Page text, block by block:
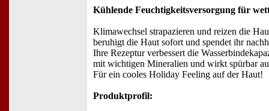
Kühlende Feuchtigkeitsversorgung für
Klimawechsel strapazieren und reizen die
beruhigt die Haut sofort und spendet ihr
Ihre Rezeptur verbessert die
mit wichtigen Mineralien und wirkt spürbar
Für ein cooles Holiday Feeling auf der Haut!
Produktprofil: